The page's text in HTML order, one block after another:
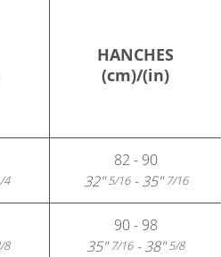
HANCHES
(cm)/(in)
82 - 90
32"5/16- 35"7/16
90 - 98
35"7/16- 38"5/8